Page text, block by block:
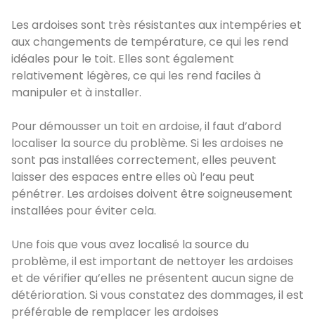
Les ardoises sont très résistantes aux intempéries et
aux changements de température, ce qui les rend
idéales pour le toit. Elles sont également
relativement légères, ce qui les rend faciles à
manipuler et à installer.
Pour démousser un toit en ardoise, il faut d’abord
localiser la source du problème. Si les ardoises ne
sont pas installées correctement, elles peuvent
laisser des espaces entre elles où l’eau peut
pénétrer. Les ardoises doivent être soigneusement
installées pour éviter cela.
Une fois que vous avez localisé la source du
problème, il est important de nettoyer les ardoises
et de vérifier qu’elles ne présentent aucun signe de
détérioration. Si vous constatez des dommages, il est
préférable de remplacer les ardoises